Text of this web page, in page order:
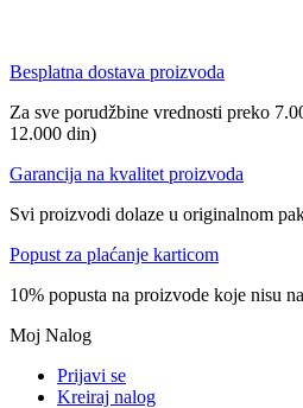
Besplatna dostava proizvoda
Za sve porudžbine vrednosti preko
12.000 din)
Garancija na kvalitet proizvoda
Svi proizvodi dolaze u originalnom
Popust za plaćanje karticom
10% popusta na proizvode koje nisu
Moj Nalog
Prijavi se
Kreiraj nalog